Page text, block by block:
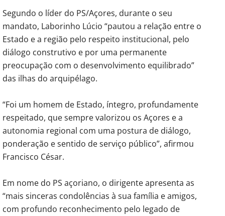
Segundo o líder do PS/Açores, durante o seu
mandato, Laborinho Lúcio “pautou a relação entre o
Estado e a região pelo respeito institucional, pelo
diálogo construtivo e por uma permanente
preocupação com o desenvolvimento equilibrado”
das ilhas do arquipélago.
“Foi um homem de Estado, íntegro, profundamente
respeitado, que sempre valorizou os Açores e a
autonomia regional com uma postura de diálogo,
ponderação e sentido de serviço público”, afirmou
Francisco César.
Em nome do PS açoriano, o dirigente apresenta as
“mais sinceras condolências à sua família e amigos,
com profundo reconhecimento pelo legado de